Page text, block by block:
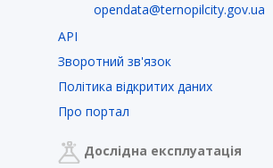
opendata@ternopilcity.gov.ua
API
Зворотний зв'язок
Політика відкритих даних
Про портал
Дослідна експлуатація